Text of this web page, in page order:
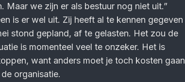
Maar we zijn er als bestuur nog niet uit.”
is er wel uit. Zij heeft al te kennen gegeven
stond gepland, af te gelasten. Het zou de
is momenteel veel te onzeker. Het is
want anders moet je toch kosten gaan
organisatie.